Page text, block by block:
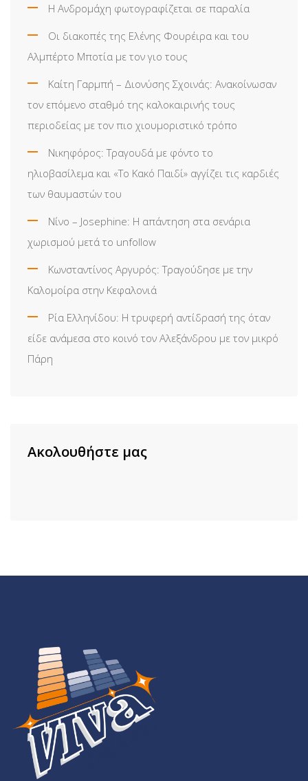
Η Ανδρομάχη φωτογραφίζεται σε παραλία
Οι διακοπές της Ελένης Φουρέιρα και του
Αλμπέρτο Μποτία με τον γιο τους
Καίτη Γαρμπή – Διονύσης Σχοινάς: Ανακοίνωσαν
τον επόμενο σταθμό της καλοκαιρινής τους
περιοδείας με τον πιο χιουμοριστικό τρόπο
Νικηφόρος: Τραγουδά με φόντο το
ηλιοβασίλεμα και «Το Κακό Παιδί» αγγίζει τις καρδιές
των θαυμαστών του
Νίνο – Josephine: Η απάντηση στα σενάρια
χωρισμού μετά το unfollow
Κωνσταντίνος Αργυρός: Τραγούδησε με την
Καλομοίρα στην Κεφαλονιά
Ρία Ελληνίδου: H τρυφερή αντίδρασή της όταν
είδε ανάμεσα στο κοινό τον Αλεξάνδρου με τον μικρό
Πάρη
Ακολουθήστε μας